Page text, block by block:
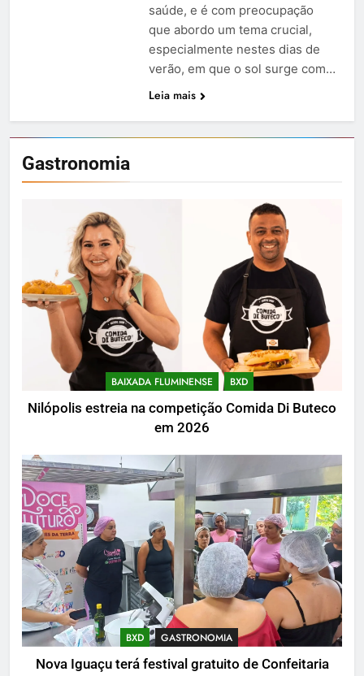
Gastronomia
BAIXADA FLUMINENSE BXD
Nilópolis estreia na competição Comida Di Buteco
em 2026
BXD GASTRONOMIA
Nova Iguaçu terá festival gratuito de Confeitaria
saúde, e é com preocupação
que abordo um tema crucial,
especialmente nestes dias de
verão, em que o sol surge com…
Leia mais